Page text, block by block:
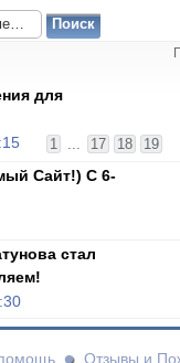
для
1 ... 17 18 19
Сайт!) С 6-
стал
Отзывы и